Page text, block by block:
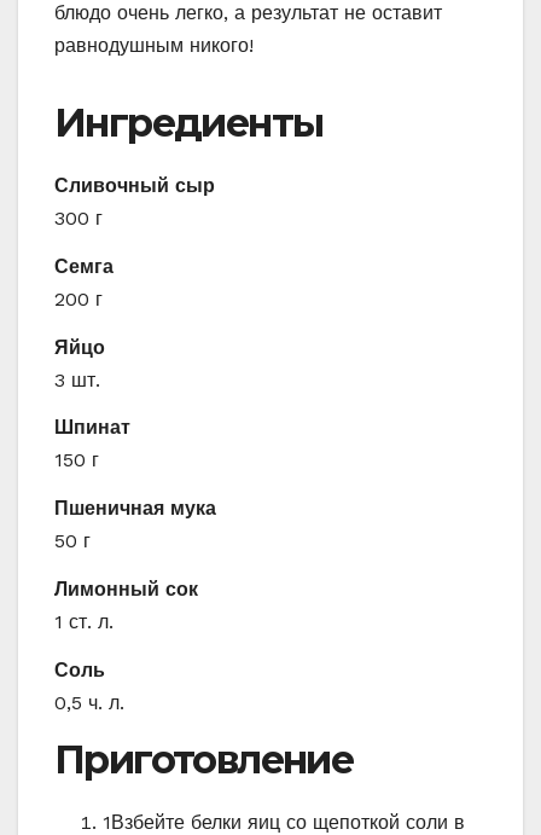
блюдо очень легко, а результат не оставит
равнодушным никого!
Ингредиенты
Сливочный сыр
300 г
Семга
200 г
Яйцо
3 шт.
Шпинат
150 г
Пшеничная мука
50 г
Лимонный сок
1 ст. л.
Соль
0,5 ч. л.
Приготовление
1Взбейте белки яиц со щепоткой соли в